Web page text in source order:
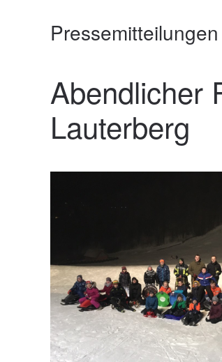
Pressemitteilungen
Abendlicher
Lauterberg